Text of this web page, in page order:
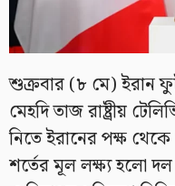
শুক্রবার (৮ মে) ইরান
মেহদি তাজ রাষ্ট্রীয়
নিতে ইরানের পক্ষ
শর্তের মূল লক্ষ্য হলো